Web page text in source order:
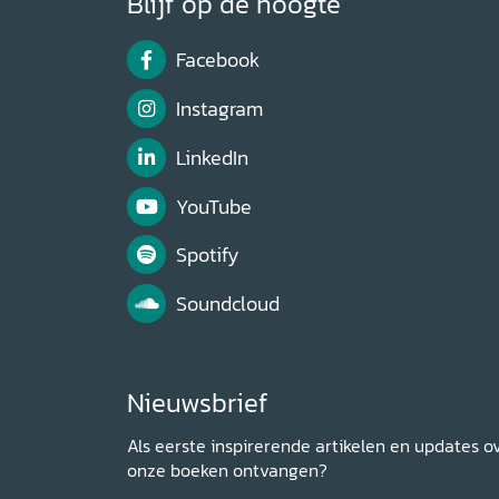
Facebook
Instagram
LinkedIn
YouTube
Spotify
Soundcloud
Nieuwsbrief
Als eerste inspirerende artikelen en updates
onze boeken ontvangen?